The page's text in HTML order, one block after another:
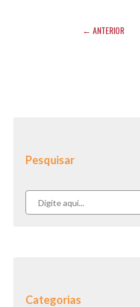
← ANTERIOR
Pesquisar
Categorias